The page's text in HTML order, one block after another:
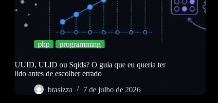
php programming
UUID, ULID ou Sqids? O guia que eu queria ter
lido antes de escolher errado
brasizza
7 de julho de 2026